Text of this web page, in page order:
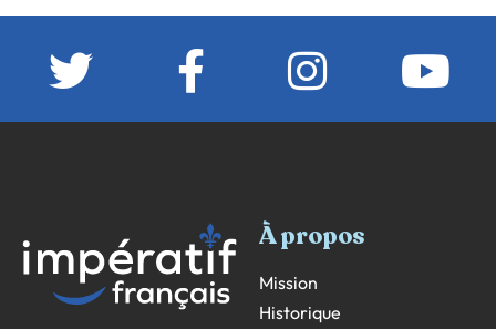
À propos
Mission
Historique